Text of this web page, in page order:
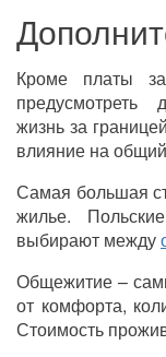
Кроме платы за
предусмотреть
жизнь за
влияние на
Самая большая
жилье.
выбирают между
Общежитие –
от комфорта,
Стоимость